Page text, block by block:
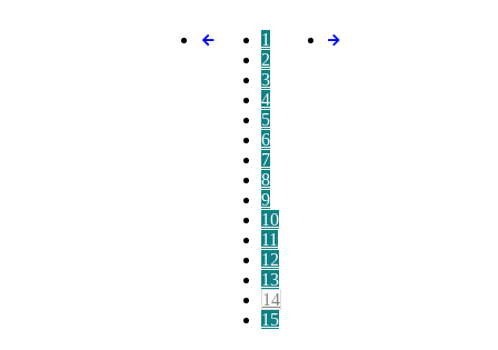
1
2
3
4
5
6
7
8
9
10
11
12
13
14
15